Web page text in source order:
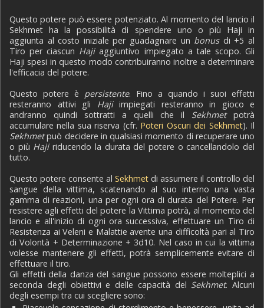
Questo potere può essere potenziato. Al momento del lancio il
Sekhmet ha la possibilità di spendere uno o più Haji in
aggiunta al costo iniziale per guadagnare un bonusdi +5 al
Tiro per ciascun Hajiaggiuntivo impiegato a tale scopo. Gli
Haji spesi in questo modo contribuiranno inoltre a determinare
l'efficacia del potere.
Questo potere è persistente. Fino a quando i suoi effetti
resteranno attivi gli Hajiimpiegati resteranno in gioco e
andranno quindi sottratti a quelli che il Sekhmetpotrà
accumulare nella sua riserva (cfr. Poteri Oscuri dei Sekhmet). Il
Sekhmetpuò decidere in qualsiasi momento di recuperare uno
o più Hajiriducendo la durata del potere o cancellandolo del
tutto.
Questo potere consente al Sekhmet di assumere il controllo del
sangue della vittima, scatenando al suo interno una vasta
gamma di reazioni, una per ogni ora di durata del Potere. Per
resistere agli effetti del potere la Vittima potrà, al momento del
lancio e all'inizio di ogni ora successiva, effettuare un Tiro di
Resistenza ai Veleni e Malattie avente una difficoltà pari al Tiro
di Volontà + Determinazione + 3d10. Nel caso in cui la vittima
volesse mantenere gli effetti, potrà semplicemente evitare di
effettuare il tiro.
Gli effetti della danza del sangue possono essere molteplici a
seconda degli obiettivi e delle capacità del Sekhmet. Alcuni
degli esempi tra cui scegliere sono: